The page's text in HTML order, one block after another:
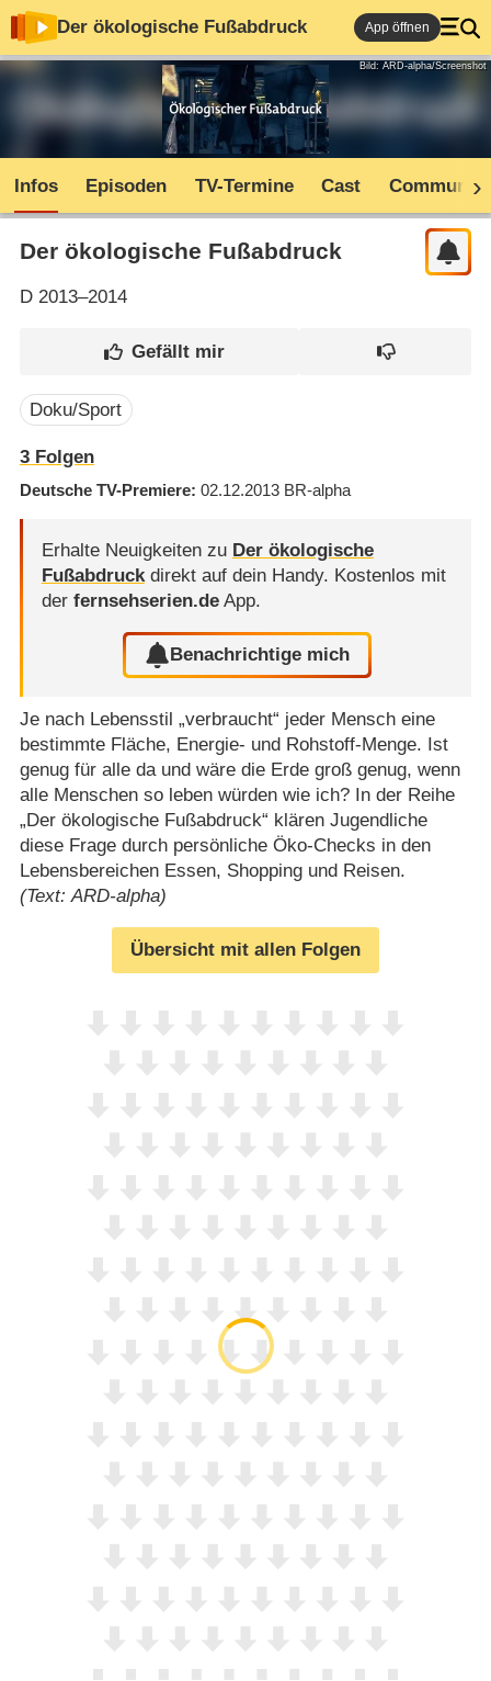
Der ökologische Fußabdruck App öffnen
Bild: ARD-alpha/Screenshot
Infos Episoden TV-Termine Cast Community
Der ökologische Fußabdruck
D2013–2014
Doku/Sport
3Folgen
Deutsche TV-Premiere 02.12.2013 BR-alpha
Erhalte Neuigkeiten zu Der ökologische
Fußabdruckdirekt auf dein Handy. Kostenlos mit
der fernsehserien.deApp.
Benachrichtige mich
Je nach Lebensstil „verbraucht“ jeder Mensch eine
bestimmte Fläche, Energie- und Rohstoff-Menge. Ist
genug für alle da und wäre die Erde groß genug, wenn
alle Menschen so leben würden wie ich? In der Reihe
„Der ökologische Fußabdruck“ klären Jugendliche
diese Frage durch persönliche Öko-Checks in den
Lebensbereichen Essen, Shopping und Reisen.
(Text: ARD-alpha)
Übersicht mit allen Folgen